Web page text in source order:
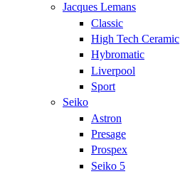
Jacques Lemans
Classic
High Tech Ceramic
Hybromatic
Liverpool
Sport
Seiko
Astron
Presage
Prospex
Seiko 5